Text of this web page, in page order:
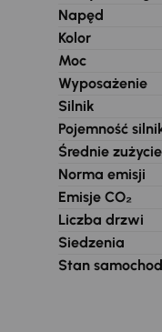
Napęd
Kolor
Moc
Wyposażenie
Silnik
Pojemność
Średnie zużycie
Norma emisji
Emisje CO₂
Liczba drzwi
Siedzenia
Stan